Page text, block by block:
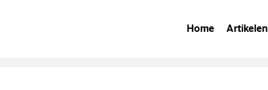
Home Artikelen